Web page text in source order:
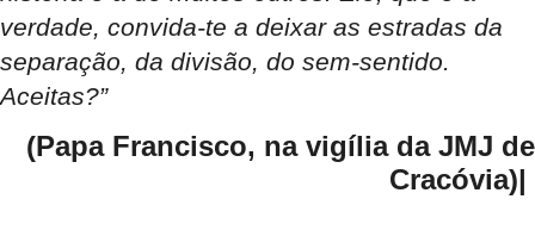
verdade, convida-te a deixar as estradas da
separação, da divisão, do sem-sentido.
Aceitas?”
(Papa Francisco, na vigília da JMJ de
Cracóvia)|